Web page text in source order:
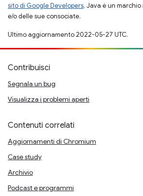
sito di Google Developers. Java è un
e/o delle sue consociate.
Ultimo aggiornamento 2022-05-27 UTC.
Contribuisci
Segnala un bug
Visualizza i problemi aperti
Contenuti correlati
Aggiornamenti di Chromium
Case study
Archivio
Podcast e programmi